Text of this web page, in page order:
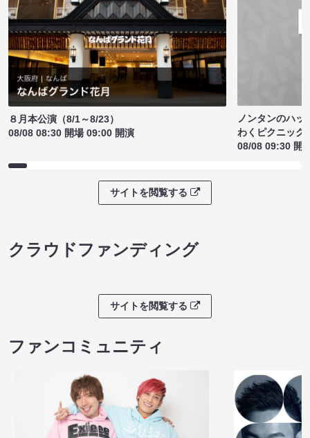
８月本公演（8/1～8/23）
08/08 08:30 開場 09:00 開演
ノンタンのハッ
わくピクニック
08/08 09:30 開
サイトを閲覧する
クラウドファンディング
サイトを閲覧する
ファンコミュニティ